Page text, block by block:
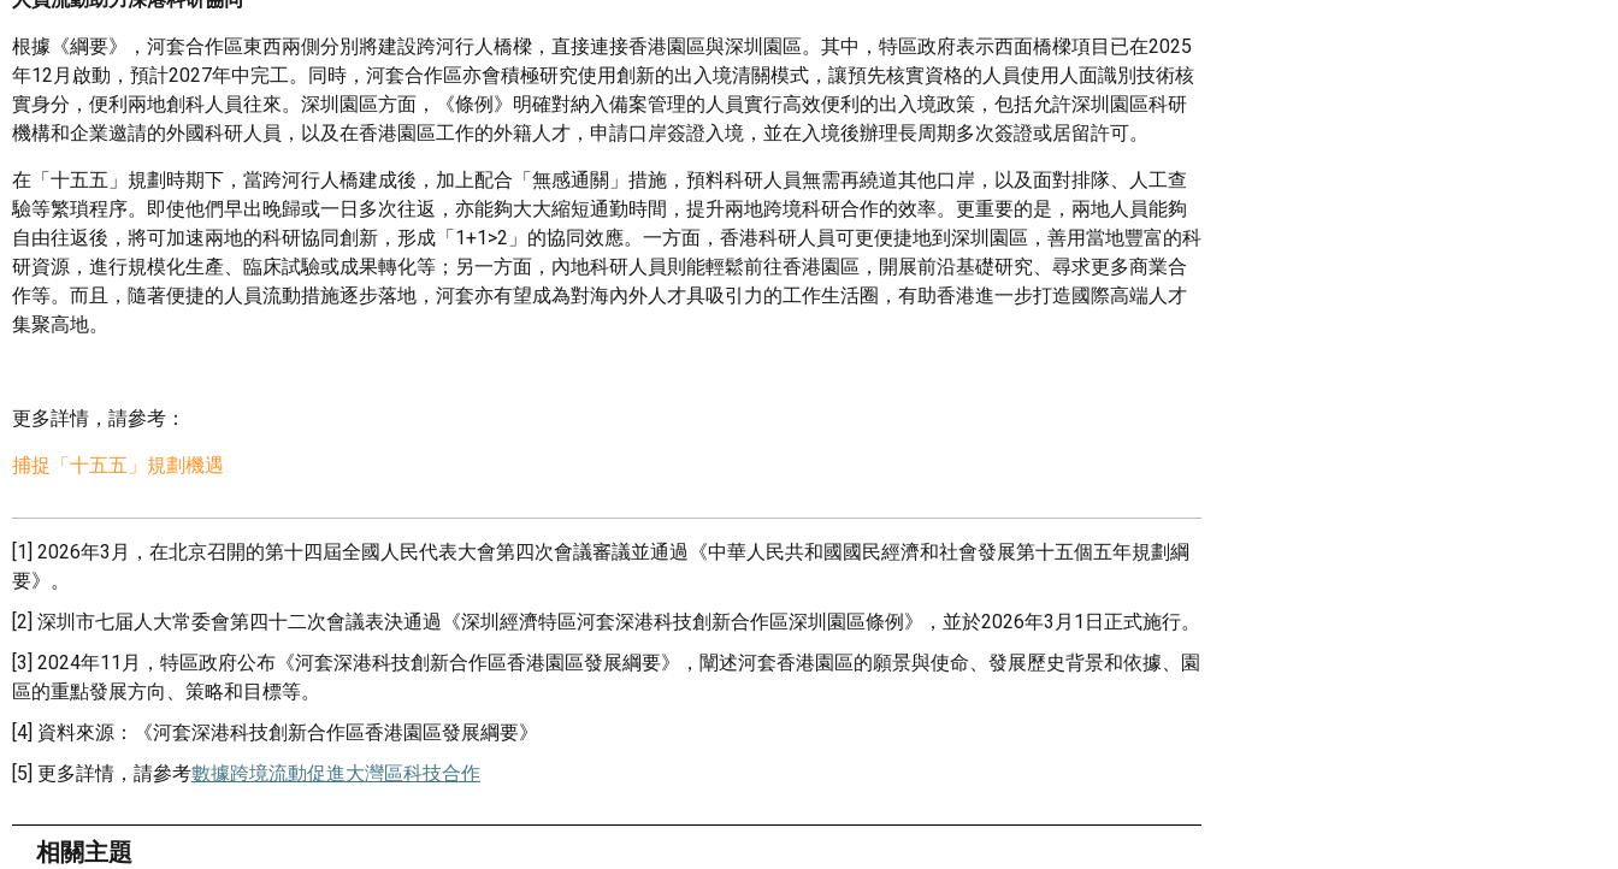
根據《綱要》，河套合作區東西兩側分別將建設跨河行人橋樑，直接連接香港園區與深圳園區。其中，特區政府表示西面橋樑項目已在2025
年12月啟動，預計2027年中完工。同時，河套合作區亦會積極研究使用創新的出入境清關模式，讓預先核實資格的人員使用人面識別技術核
實身分，便利兩地創科人員往來。深圳園區方面，《條例》明確對納入備案管理的人員實行高效便利的出入境政策，包括允許深圳園區科研
機構和企業邀請的外國科研人員，以及在香港園區工作的外籍人才，申請口岸簽證入境，並在入境後辦理長周期多次簽證或居留許可。
在「十五五」規劃時期下，當跨河行人橋建成後，加上配合「無感通關」措施，預料科研人員無需再繞道其他口岸，以及面對排隊、人工查
驗等繁瑣程序。即使他們早出晚歸或一日多次往返，亦能夠大大縮短通勤時間，提升兩地跨境科研合作的效率。更重要的是，兩地人員能夠
自由往返後，將可加速兩地的科研協同創新，形成「1+1>2」的協同效應。一方面，香港科研人員可更便捷地到深圳園區，善用當地豐富的科
研資源，進行規模化生產、臨床試驗或成果轉化等；另一方面，內地科研人員則能輕鬆前往香港園區，開展前沿基礎研究、尋求更多商業合
作等。而且，隨著便捷的人員流動措施逐步落地，河套亦有望成為對海內外人才具吸引力的工作生活圈，有助香港進一步打造國際高端人才
集聚高地。
更多詳情，請參考：
捕捉「十五五」規劃機遇
[1] 2026年3月，在北京召開的第十四屆全國人民代表大會第四次會議審議並通過《中華人民共和國國民經濟和社會發展第十五個五年規劃綱
要》。
[2] 深圳市七届人大常委會第四十二次會議表決通過《深圳經濟特區河套深港科技創新合作區深圳園區條例》，並於2026年3月1日正式施行。
[3] 2024年11月，特區政府公布《河套深港科技創新合作區香港園區發展綱要》，闡述河套香港園區的願景與使命、發展歷史背景和依據、園
區的重點發展方向、策略和目標等。
[4] 資料來源：《河套深港科技創新合作區香港園區發展綱要》
[5] 更多詳情，請參考數據跨境流動促進大灣區科技合作
相關主題